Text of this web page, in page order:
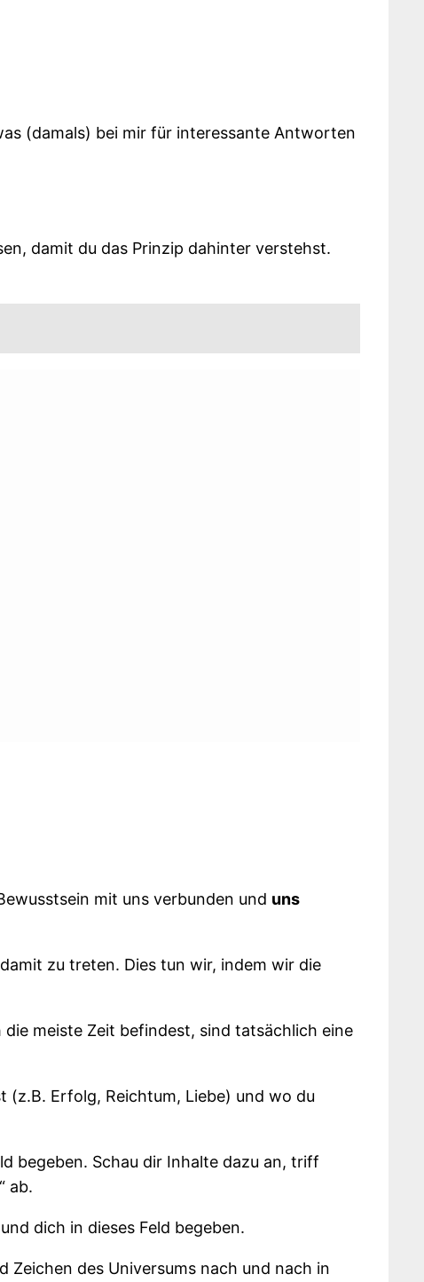
(damals) bei mir für interessante Antworten
damit du das Prinzip dahinter verstehst.
mit uns verbunden und uns
zu treten. Dies tun wir, indem wir die
die meiste Zeit befindest, sind tatsächlich eine
(z.B. Erfolg, Reichtum, Liebe) und wo du
begeben. Schau dir Inhalte dazu an, triff
ab.
dich in dieses Feld begeben.
des Universums nach und nach in